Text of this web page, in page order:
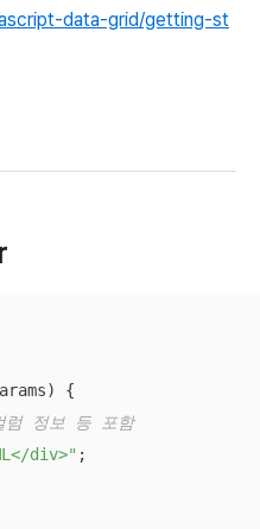
data-grid/getting-st
) {
정보 등 포함
div>" ;